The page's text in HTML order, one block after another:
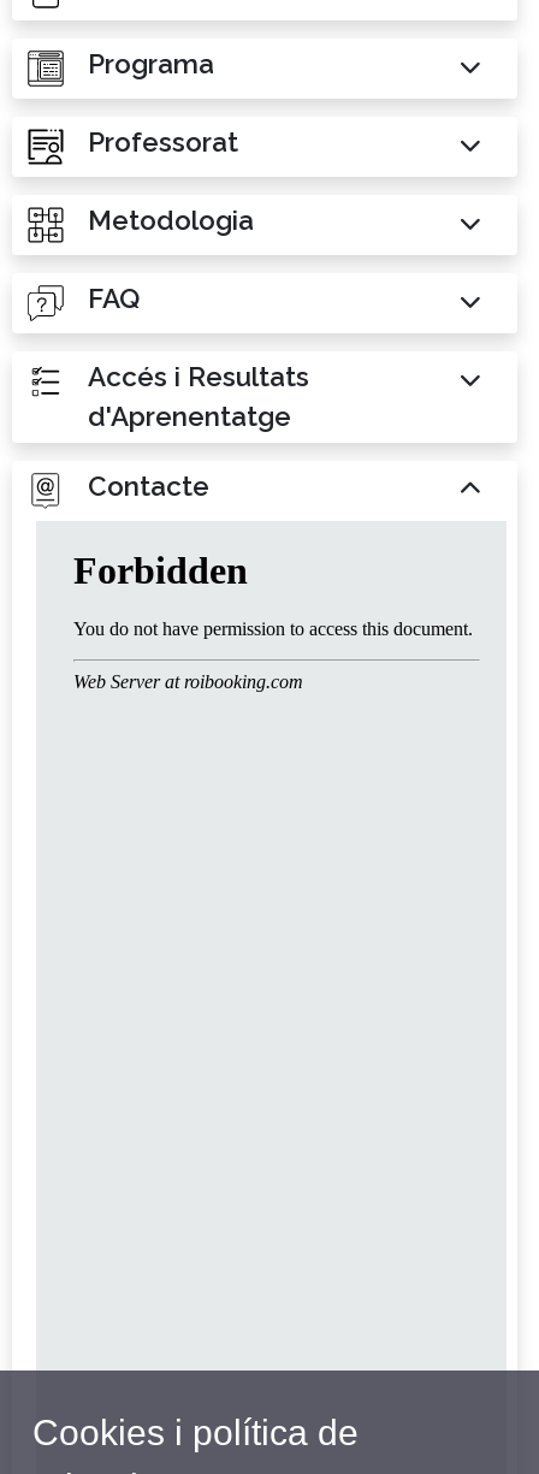
Programa
Professorat
Metodologia
FAQ
Accés i Resultats
d'Aprenentatge
Contacte
Cookies i política de